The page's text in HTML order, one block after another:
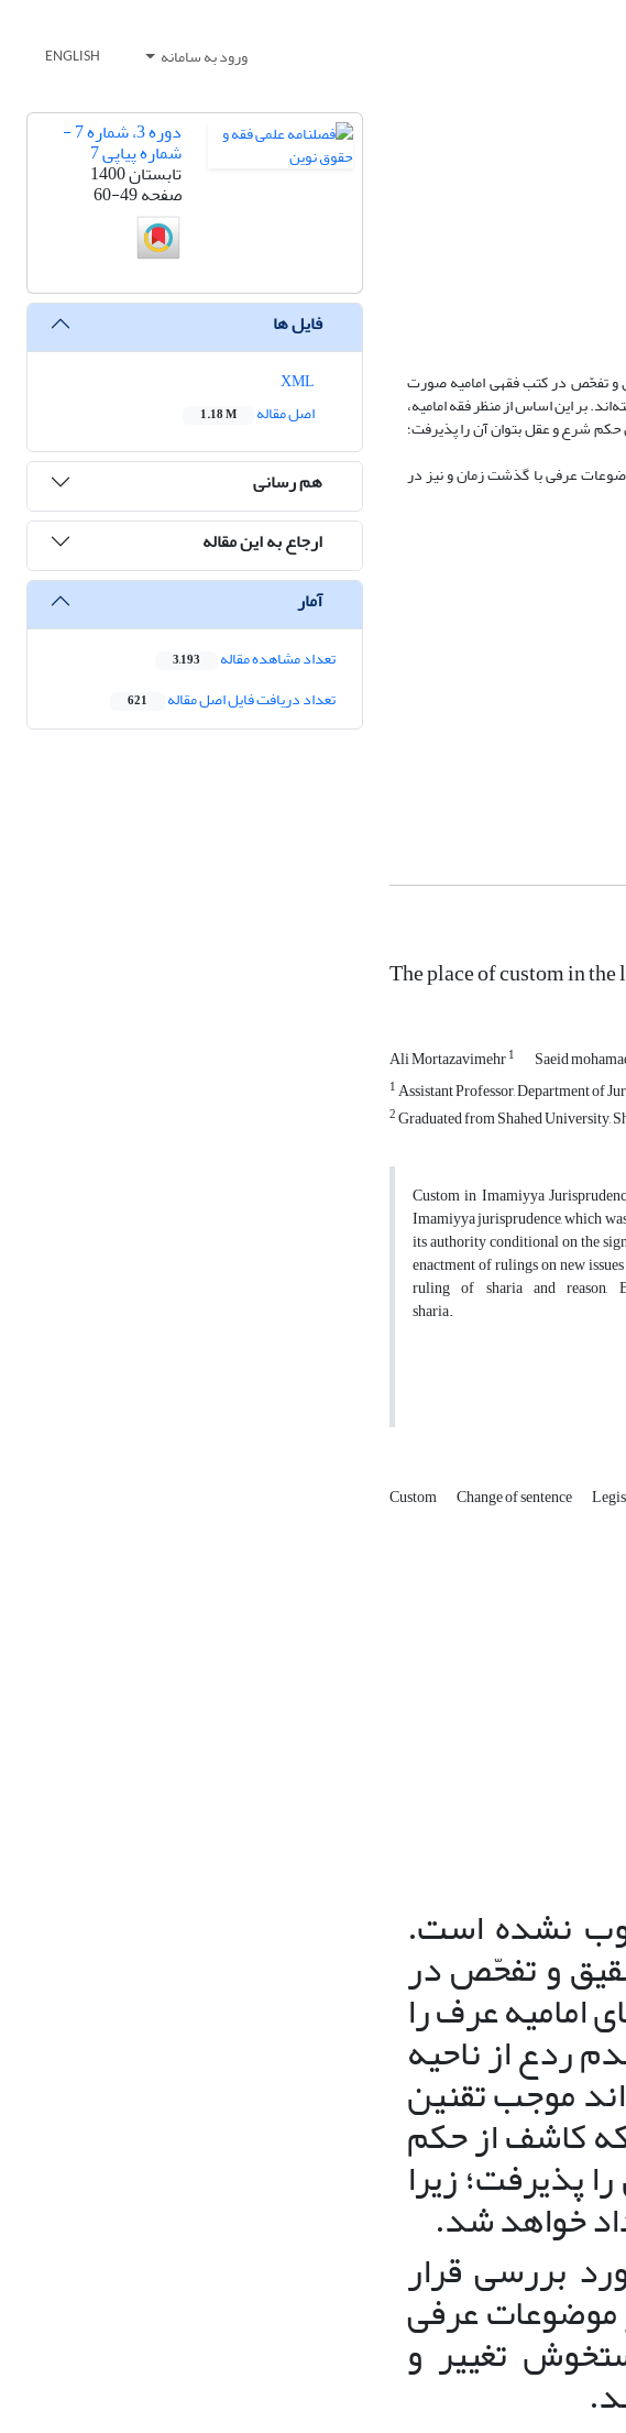
ورود به سامانه ENGLISH
و تفحّص در کتب فقهی امامیه صورت
بر این اساس از منظر فقه امامیه،
شرع و عقل بتوان آن را پذیرفت؛
عرفی با گذشت زمان و نیز در
The place of custom in
Ali Mortazavimehr1 Saeid
1Assistant Professor, Department of
2Graduated from Shahed University,
Custom in Imamiyya
Imamiyya jurisprudence, which
its authority conditional on the
enactment of rulings on new
ruling of sharia and
Custom Change of sentence
نشده است.
و تفحّص در
امامیه عرف را
ردع از ناحیه
موجب تقنین
کاشف از حکم
پذیرفت؛ زیرا
خواهد شد.
بررسی قرار
موضوعات عرفی
تغییر و
دوره 3، شماره 7 -
شماره پیاپی 7
تابستان 1400
صفحه60-49
فایل ها
اصل مقاله
1.18 M
هم رسانی
ارجاع به این مقاله
آمار
تعداد مشاهده مقاله 3,193
تعداد دریافت فایل اصل مقاله 621